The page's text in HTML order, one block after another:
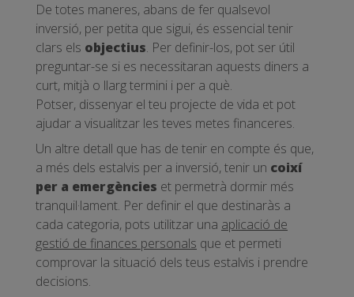
De totes maneres, abans de fer qualsevol
inversió, per petita que sigui, és essencial tenir
clars els objectius. Per definir-los, pot ser útil
preguntar-se si es necessitaran aquests diners a
curt, mitjà o llarg termini i per a què.
Potser, dissenyar el teu projecte de vida et pot
ajudar a visualitzar les teves metes financeres.
Un altre detall que has de tenir en compte és que,
a més dels estalvis per a inversió, tenir un coixí
per a emergències et permetrà dormir més
tranquil·lament. Per definir el que destinaràs a
cada categoria, pots utilitzar una aplicació de
gestió de finances personals que et permeti
comprovar la situació dels teus estalvis i prendre
decisions.